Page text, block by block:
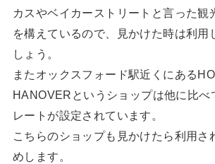
カスやベイカーストリートと言った観
を構えているので、見かけた時は利用
しょう。
またオックスフォード駅近くにある
HANOVERというショップは他に比べ
レートが設定されています。
こちらのショップも見かけたら利用さ
めします。